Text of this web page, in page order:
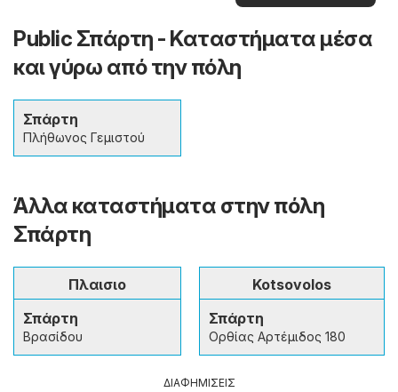
Public Σπάρτη - Καταστήματα μέσα
και γύρω από την πόλη
Σπάρτη
Πλήθωνος Γεμιστού
Άλλα καταστήματα στην πόλη
Σπάρτη
Πλαισιο
Σπάρτη
Βρασίδου
Kotsovolos
Σπάρτη
Ορθίας Αρτέμιδος 180
ΔΙΑΦΗΜΙΣΕΙΣ